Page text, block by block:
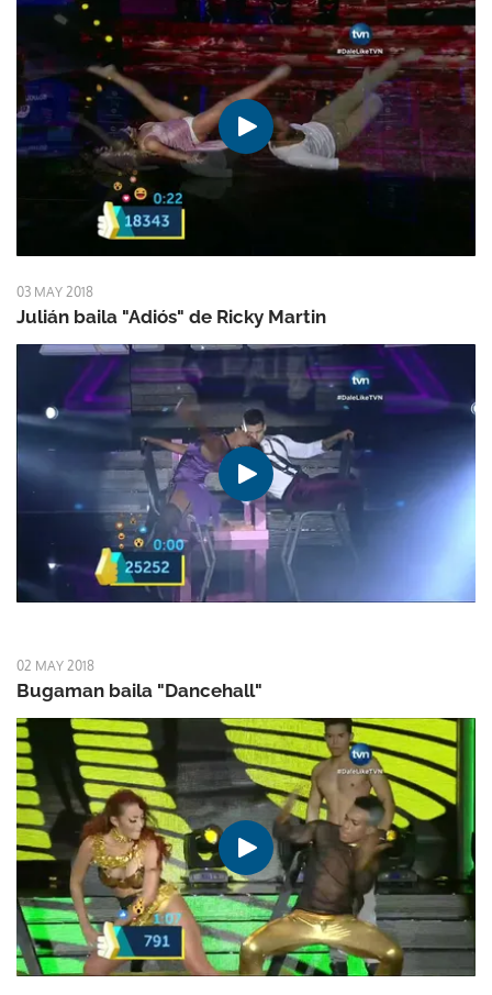
03 MAY 2018
Julián baila "Adiós" de Ricky Martin
02 MAY 2018
Bugaman baila "Dancehall"